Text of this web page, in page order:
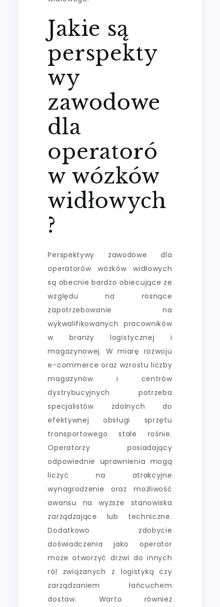
Jakie są
perspekty
wy
zawodowe
dla
operatoró
w wózków
widłowych
?
Perspektywy zawodowe dla
operatorów wózków widłowych
są obecnie bardzo obiecujące ze
względu na rosnące
zapotrzebowanie na
wykwalifikowanych pracowników
w branży logistycznej i
magazynowej. W miarę rozwoju
e-commerce oraz wzrostu liczby
magazynów i centrów
dystrybucyjnych potrzeba
specjalistów zdolnych do
efektywnej obsługi sprzętu
transportowego stale rośnie.
Operatorzy posiadający
odpowiednie uprawnienia mogą
liczyć na atrakcyjne
wynagrodzenie oraz możliwość
awansu na wyższe stanowiska
zarządzające lub techniczne.
Dodatkowo zdobycie
doświadczenia jako operator
może otworzyć drzwi do innych
ról związanych z logistyką czy
zarządzaniem łańcuchem
dostaw. Warto również